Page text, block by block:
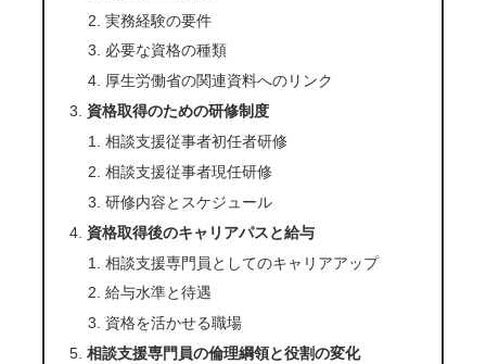
実務経験の要件
必要な資格の種類
厚生労働省の関連資料へのリンク
資格取得のための研修制度
相談支援従事者初任者研修
相談支援従事者現任研修
研修内容とスケジュール
資格取得後のキャリアパスと給与
相談支援専門員としてのキャリアアップ
給与水準と待遇
資格を活かせる職場
相談支援専門員の倫理綱領と役割の変化